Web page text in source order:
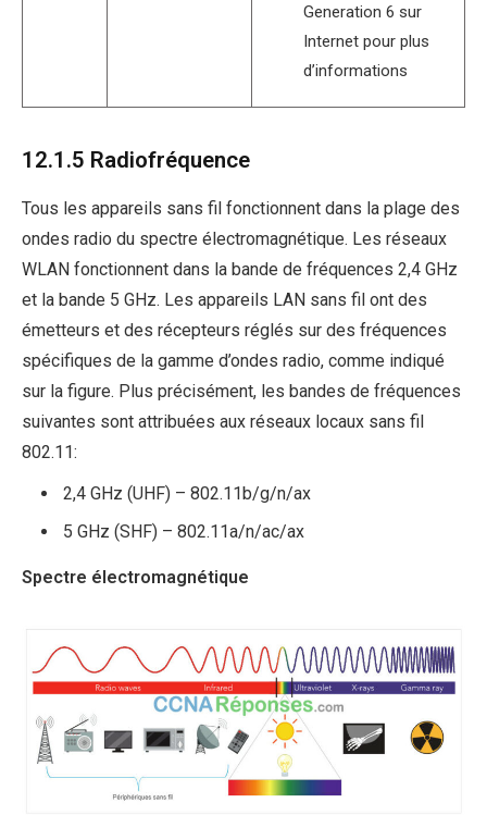
Generation 6 sur
Internet pour plus
d’informations
12.1.5 Radiofréquence
Tous les appareils sans fil fonctionnent dans la plage des
ondes radio du spectre électromagnétique. Les réseaux
WLAN fonctionnent dans la bande de fréquences 2,4 GHz
et la bande 5 GHz. Les appareils LAN sans fil ont des
émetteurs et des récepteurs réglés sur des fréquences
spécifiques de la gamme d’ondes radio, comme indiqué
sur la figure. Plus précisément, les bandes de fréquences
suivantes sont attribuées aux réseaux locaux sans fil
802.11:
2,4 GHz (UHF) – 802.11b/g/n/ax
5 GHz (SHF) – 802.11a/n/ac/ax
Spectre électromagnétique